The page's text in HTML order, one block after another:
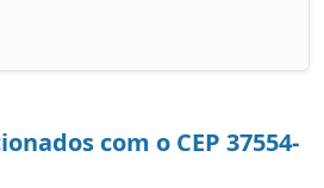
com o CEP 37554-